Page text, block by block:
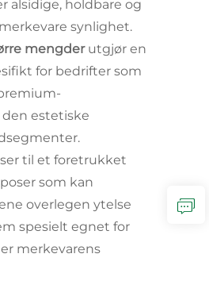
alsidige, holdbare og
synlighet.
mengder utgjør en
for bedrifter som
estetiske
til et foretrukket
som kan
overlegen ytelse
spesielt egnet for
merkevarens